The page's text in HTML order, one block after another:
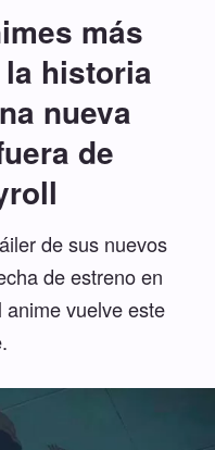
más
historia
nueva
de
de sus nuevos
de estreno en
vuelve este